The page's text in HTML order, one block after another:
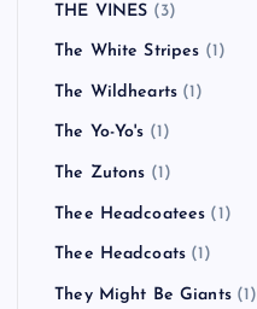
THE VINES (3)
The White Stripes (1)
The Wildhearts (1)
The Yo-Yo's (1)
The Zutons (1)
Thee Headcoatees (1)
Thee Headcoats (1)
They Might Be Giants(1)